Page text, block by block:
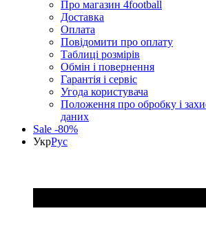
Про магазин 4football
Доставка
Оплата
Повідомити про оплату
Таблиці розмірів
Обмін і повернення
Гарантія і сервіс
Угода користувача
Положення про обробку і
даних
Sale -80%
УкрРус